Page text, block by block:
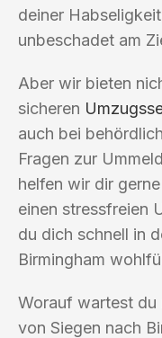
deiner
unbeschadet am
Aber wir bieten
sicheren
auch bei
Fragen zur
helfen wir dir
einen stressfreien
du dich schnell in
Birmingham
Worauf wartest du
von Siegen nach